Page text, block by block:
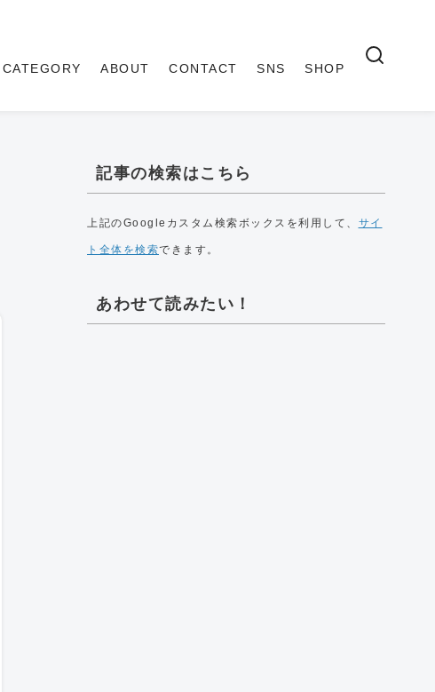
CATEGORY ABOUT CONTACT SNS SHOP
記事の検索はこちら
上記のGoogleカスタム検索ボックスを利用して、 サイ
ト全体を検索できます。
あわせて読みたい！